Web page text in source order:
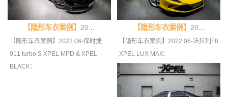
【隐形车衣案例】20...
【隐形车衣案例】2022.06-保时捷
911 turbo S XPEL MPD & XPEL
BLACK：
【隐形车衣案例】20...
【隐形车衣案例】2022.06-法拉利F8
XPEL LUX MAX：